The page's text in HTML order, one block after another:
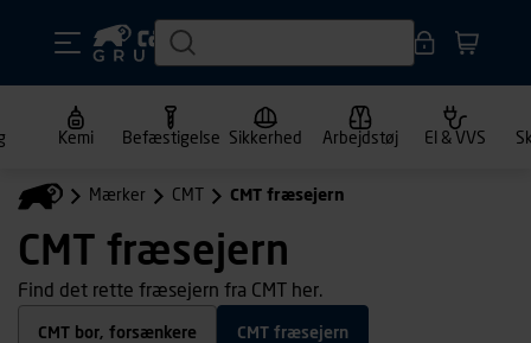
Kemi Befæstigelse Sikkerhed Arbejdstøj El & VVS
Mærker CMT CMT fræsejern
CMT fræsejern
Find det rette fræsejern fra CMT her.
CMT bor, forsænkere CMT fræsejern